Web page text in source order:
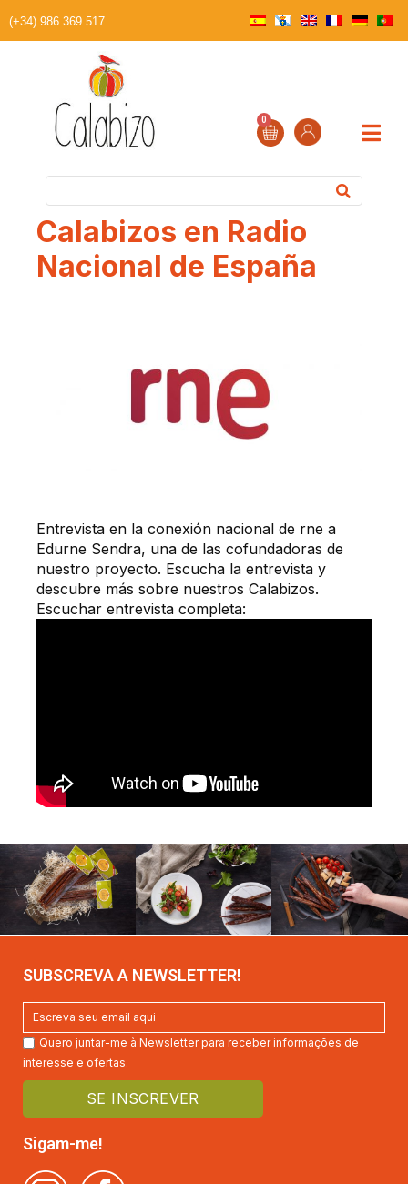
(+34) 986 369 517
0
Calabizos en Radio
Nacional de España
Entrevista en la conexión nacional de rne a
Edurne Sendra, una de las cofundadoras de
nuestro proyecto. Escucha la entrevista y
descubre más sobre nuestros Calabizos.
Escuchar entrevista completa:
SUBSCREVA A NEWSLETTER!
Quero juntar-me à Newsletter para receber informações de
interesse e ofertas.
Sigam-me!